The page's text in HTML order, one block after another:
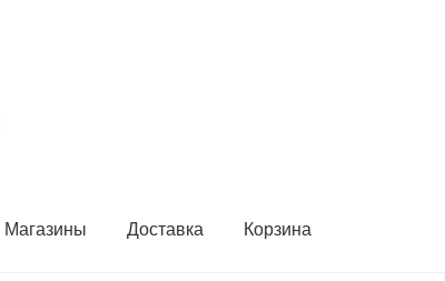
Магазины Доставка Корзина